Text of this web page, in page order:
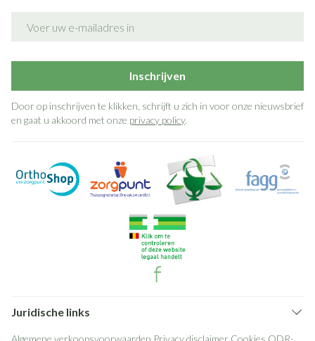
Inschrijven
Door op inschrijven te klikken, schrijft u zich in voor onze nieuwsbrief
en gaat u akkoord met onze privacy policy.
Juridische links
Algemene verkoopsvoorwaarden Privacy disclaimer Cookies ODR-